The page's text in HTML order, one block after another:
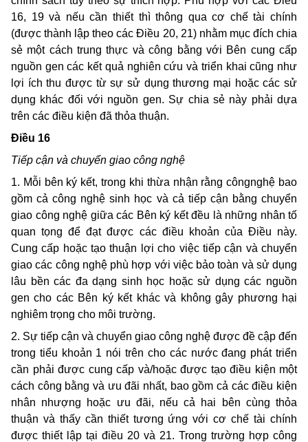
16, 19 và nếu cần thiết thì thông qua cơ chế tài chính
(được thành lập theo các Ðiều 20, 21) nhằm mục đích chia
sẻ một cách trung thực và công bằng với Bên cung cấp
nguồn gen các kết quả nghiên cứu và triển khai cũng như
lợi ích thu được từ sự sử dụng thương mại hoặc các sử
dụng khác đối với nguồn gen. Sự chia sẻ này phải dựa
trên các điều kiện đã thỏa thuận.
Điều 16
Tiếp cận và chuyển giao công nghệ
1. Mỗi bên ký kết, trong khi thừa nhận rằng côngnghệ bao
gồm cả công nghệ sinh học và cả tiếp cận bằng chuyển
giao công nghệ giữa các Bên ký kết đều là những nhân tố
quan tọng để đạt được các điều khoản của Điều này.
Cung cấp hoặc tạo thuận lợi cho việc tiếp cận và chuyển
giao các công nghệ phù hợp với việc bảo toàn và sử dụng
lâu bền các đa dạng sinh học hoặc sử dụng các nguồn
gen cho các Bên ký kết khác và không gây phương hại
nghiêm trọng cho môi trường.
2. Sự tiếp cận và chuyển giao công nghệ được đề cập đến
trong tiểu khoản 1 nói trên cho các nước đang phát triển
cần phải được cung cấp và/hoặc được tạo điều kiện một
cách công bằng và ưu đãi nhất, bao gồm cả các điều kiện
nhân nhượng hoặc ưu đãi, nếu cả hai bên cùng thỏa
thuận và thấy cần thiết tương ứng với cơ chế tài chính
được thiết lập tại điều 20 và 21. Trong trường hợp công